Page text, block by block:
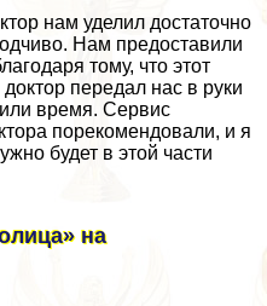
нам уделил достаточно
Нам предоставили
тому, что этот
передал нас в руки
время. Сервис
порекомендовали, и я
будет в этой части
на